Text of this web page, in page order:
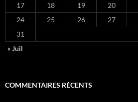
17
18 19 20
24
25 26 27
31
« Juil
COMMENTAIRES RÉCENTS